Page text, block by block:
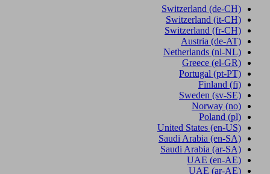
Switzerland (de-CH)
Switzerland (it-CH)
Switzerland (fr-CH)
Austria (de-AT)
Netherlands (nl-NL)
Greece (el-GR)
Portugal (pt-PT)
Finland (fi)
Sweden (sv-SE)
Norway (no)
Poland (pl)
United States (en-US)
Saudi Arabia (en-SA)
Saudi Arabia (ar-SA)
UAE (en-AE)
UAE (ar-AE)